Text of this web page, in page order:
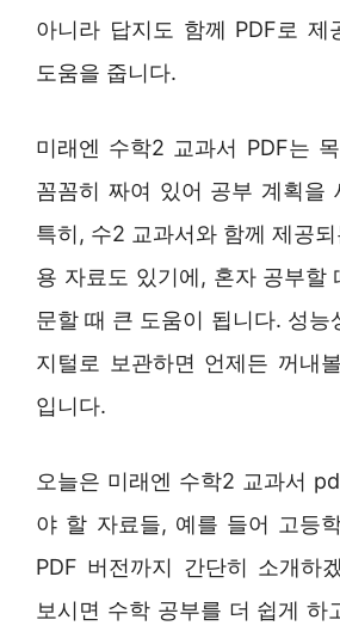
아니라 답지도 함께 PDF로 제
도움을 줍니다.
미래엔 수학2 교과서 PDF는
꼼꼼히 짜여 있어 공부 계획을
특히, 수2 교과서와 함께 제공
용 자료도 있기에, 혼자 공부할
문할 때 큰 도움이 됩니다. 성능
지털로 보관하면 언제든 꺼내
입니다.
오늘은 미래엔 수학2 교과서
야 할 자료들, 예를 들어 고등
PDF 버전까지 간단히 소개하
보시면 수학 공부를 더 쉽게 하